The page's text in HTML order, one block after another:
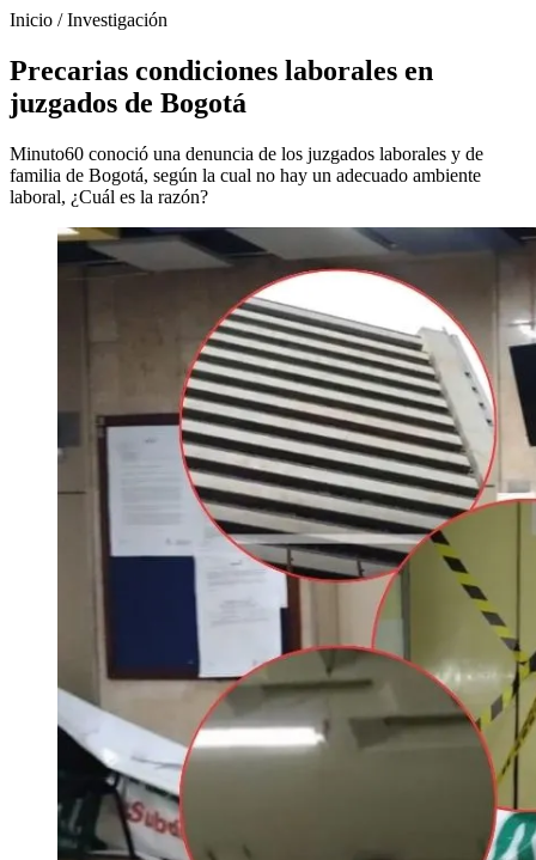
Inicio /Investigación
Precarias condiciones laborales en
juzgados de Bogotá
Minuto60 conoció una denuncia de los juzgados laborales y de
familia de Bogotá, según la cual no hay un adecuado ambiente
laboral, ¿Cuál es la razón?